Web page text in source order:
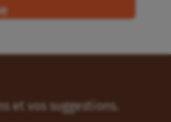
et vos suggestions.